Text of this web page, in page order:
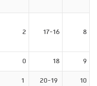
8
17-16
2
9
18
0
10